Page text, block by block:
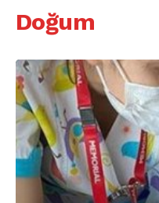
Doğum